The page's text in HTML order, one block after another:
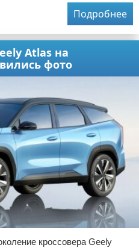
Подробнее
Atlas на
фото
кроссовера Geely